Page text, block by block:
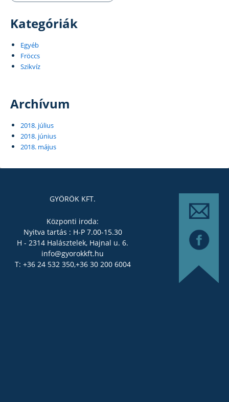
Kategóriák
Egyéb
Fröccs
Szikvíz
Archívum
2018. július
2018. június
2018. május
GYÖRÖK KFT.
Központi iroda:
Nyitva tartás : H-P 7.00-15.30
H - 2314 Halásztelek, Hajnal u. 6.
info@gyorokkft.hu
T: +36 24 532 350,+36 30 200 6004